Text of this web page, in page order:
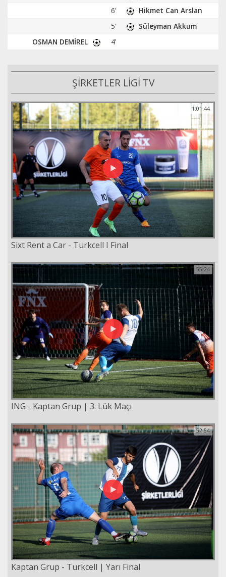
6'
Hikmet Can Arslan
5'
Süleyman Akkum
OSMAN DEMİREL
4'
ŞİRKETLER LİGİ TV
Sixt Rent a Car - Turkcell I Final
1:01:44
ING - Kaptan Grup | 3. Lük Maçı
55:24
Kaptan Grup - Turkcell | Yarı Final
52:54